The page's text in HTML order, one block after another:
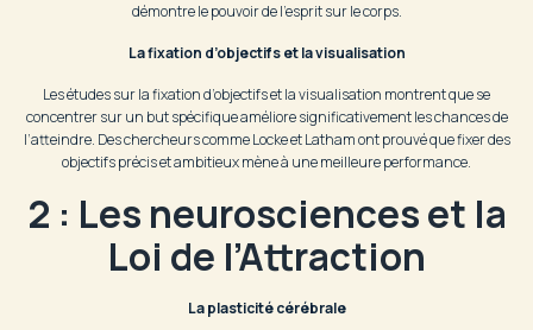
démontre le pouvoir de l’esprit sur le corps.
La fixation d’objectifs et la visualisation
Les études sur la fixation d’objectifs et la visualisation montrent que se
concentrer sur un but spécifique améliore significativement les chances de
l’atteindre. Des chercheurs comme Locke et Latham ont prouvé que fixer des
objectifs précis et ambitieux mène à une meilleure performance.
2 : Les neurosciences et la
Loi de l’Attraction
La plasticité cérébrale